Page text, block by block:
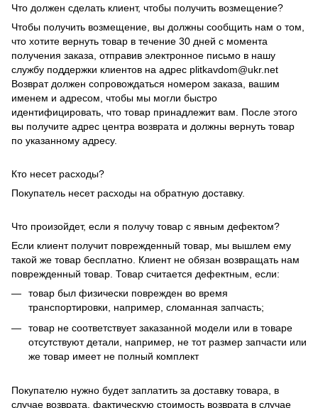
Что должен сделать клиент, чтобы получить возмещение?
Чтобы получить возмещение, вы должны сообщить нам о том,
что хотите вернуть товар в течение 30 дней с момента
получения заказа, отправив электронное письмо в нашу
службу поддержки клиентов на адрес plitkavdom@ukr.net
Возврат должен сопровождаться номером заказа, вашим
именем и адресом, чтобы мы могли быстро
идентифицировать, что товар принадлежит вам. После этого
вы получите адрес центра возврата и должны вернуть товар
по указанному адресу.
Кто несет расходы?
Покупатель несет расходы на обратную доставку.
Что произойдет, если я получу товар с явным дефектом?
Если клиент получит поврежденный товар, мы вышлем ему
такой же товар бесплатно. Клиент не обязан возвращать нам
поврежденный товар. Товар считается дефектным, если:
товар был физически поврежден во время
транспортировки, например, сломанная запчасть;
товар не соответствует заказанной модели или в товаре
отсутствуют детали, например, не тот размер запчасти или
же товар имеет не полный комплект
Покупателю нужно будет заплатить за доставку товара, в
случае возврата, фактическую стоимость возврата в случае